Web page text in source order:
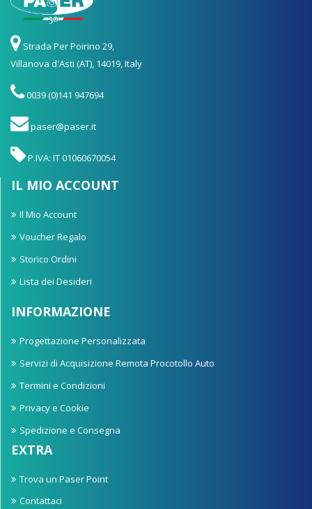
Strada Per Poirino 29,
Villanova d'Asti (AT), 14019, Italy
0039 (0)141 947694
paser@paser.it
P.IVA: IT 01060670054
IL MIO ACCOUNT
Il Mio Account
Voucher Regalo
Storico Ordini
Lista dei Desideri
INFORMAZIONE
Progettazione Personalizzata
Servizi di Acquisizione Remota Procotollo Auto
Termini e Condizioni
Privacy e Cookie
Spedizione e Consegna
EXTRA
Trova un Paser Point
Contattaci